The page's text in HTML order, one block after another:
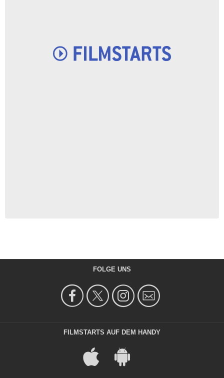
FOLGE UNS
FILMSTARTS AUF DEM HANDY